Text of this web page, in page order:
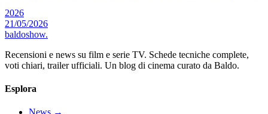
2026
21/05/2026
baldoshow.
Recensioni e news su film e serie TV. Schede tecniche complete,
voti chiari, trailer ufficiali. Un blog di cinema curato da Baldo.
Esplora
News →